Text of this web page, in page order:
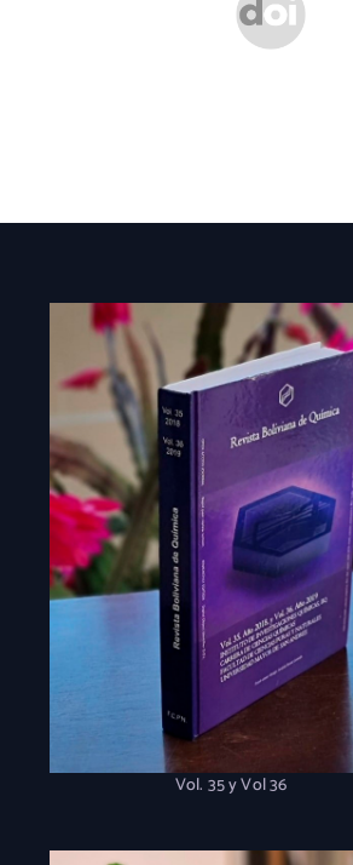
Vol. 35 y Vol 36